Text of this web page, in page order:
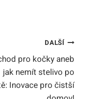
DALŠÍ
pro kočky aneb
jak nemít stelivo po
Inovace pro čistší